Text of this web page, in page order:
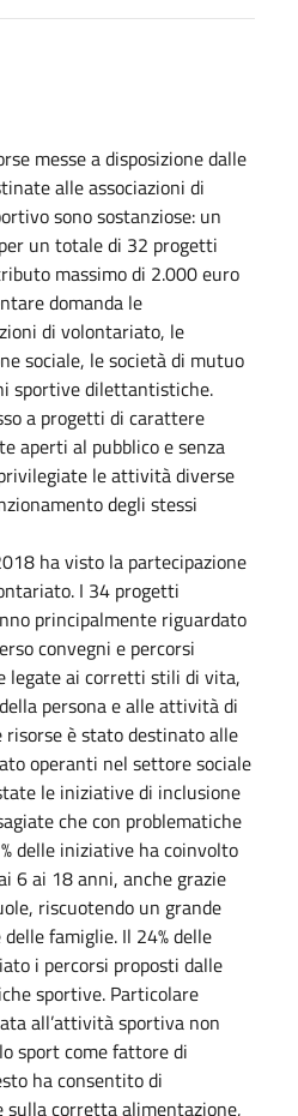
messe a disposizione dalle
alle associazioni di
sono sostanziose: un
un totale di 32 progetti
massimo di 2.000 euro
domanda le
di volontariato, le
sociale, le società di mutuo
sportive dilettantistiche.
a progetti di carattere
aperti al pubblico e senza
le attività diverse
degli stessi
ha visto la partecipazione
I 34 progetti
principalmente riguardato
convegni e percorsi
legate ai corretti stili di vita,
persona e alle attività di
risorse è stato destinato alle
operanti nel settore sociale
le iniziative di inclusione
che con problematiche
delle iniziative ha coinvolto
6 ai 18 anni, anche grazie
riscuotendo un grande
famiglie. Il 24% delle
i percorsi proposti dalle
sportive. Particolare
all’attività sportiva non
sport come fattore di
ha consentito di
sulla corretta alimentazione,